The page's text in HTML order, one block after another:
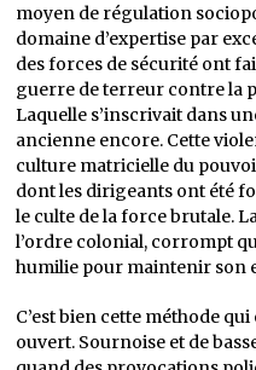
moyen de régulation
domaine d’expertise par
des forces de sécurité ont
guerre de terreur contre la
Laquelle s’inscrivait dans
ancienne encore. Cette
culture matricielle du
dont les dirigeants ont été
le culte de la force brutale.
l’ordre colonial, corrompt
humilie pour maintenir son
C’est bien cette méthode
ouvert. Sournoise et de